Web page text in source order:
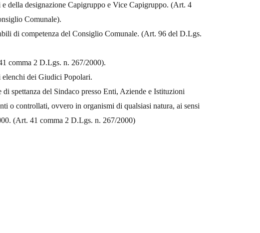
della designazione Capigruppo e Vice Capigruppo. (Art. 4
Comunale).
di competenza del Consiglio Comunale. (Art. 96 del D.Lgs.
comma 2 D.Lgs. n. 267/2000).
dei Giudici Popolari.
spettanza del Sindaco presso Enti, Aziende e Istituzioni
o controllati, ovvero in organismi di qualsiasi natura, ai sensi
(Art. 41 comma 2 D.Lgs. n. 267/2000)